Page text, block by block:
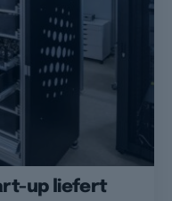
up liefert